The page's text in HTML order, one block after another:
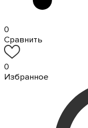
0
Сравнить
0
Избранное